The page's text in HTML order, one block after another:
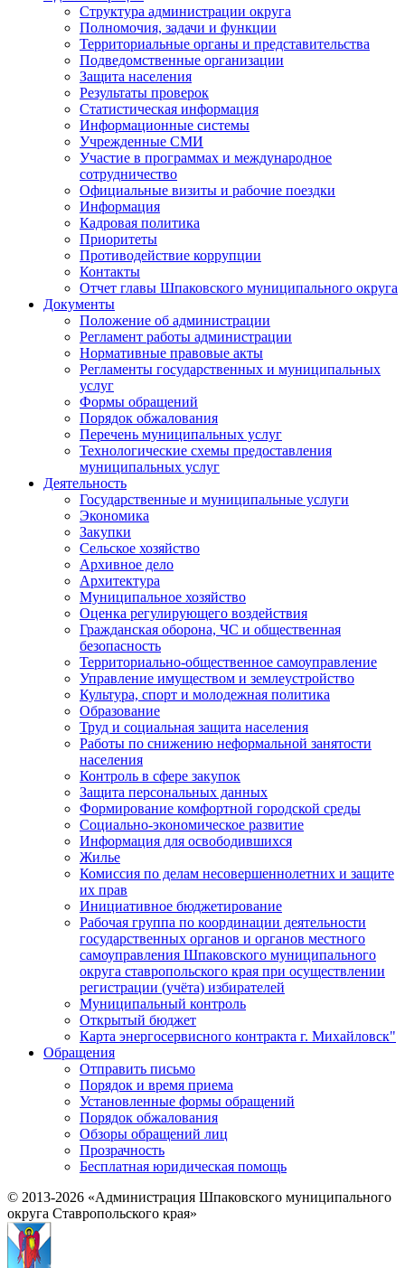
Структура администрации округа
Полномочия, задачи и функции
Территориальные органы и представительства
Подведомственные организации
Защита населения
Результаты проверок
Статистическая информация
Информационные системы
Учрежденные СМИ
Участие в программах и международное
сотрудничество
Официальные визиты и рабочие поездки
Информация
Кадровая политика
Приоритеты
Противодействие коррупции
Контакты
Отчет главы Шпаковского муниципального округа
Документы
Положение об администрации
Регламент работы администрации
Нормативные правовые акты
Регламенты государственных и муниципальных
услуг
Формы обращений
Порядок обжалования
Перечень муниципальных услуг
Технологические схемы предоставления
муниципальных услуг
Деятельность
Государственные и муниципальные услуги
Экономика
Закупки
Сельское хозяйство
Архивное дело
Архитектура
Муниципальное хозяйство
Оценка регулирующего воздействия
Гражданская оборона, ЧС и общественная
безопасность
Территориально-общественное самоуправление
Управление имуществом и землеустройство
Культура, спорт и молодежная политика
Образование
Труд и социальная защита населения
Работы по снижению неформальной занятости
населения
Контроль в сфере закупок
Защита персональных данных
Формирование комфортной городской среды
Социально-экономическое развитие
Информация для освободившихся
Жилье
Комиссия по делам несовершеннолетних и защите
их прав
Инициативное бюджетирование
Рабочая группа по координации деятельности
государственных органов и органов местного
самоуправления Шпаковского муниципального
округа ставропольского края при осуществлении
регистрации (учёта) избирателей
Муниципальный контроль
Открытый бюджет
Карта энергосервисного контракта г. Михайловск"
Обращения
Отправить письмо
Порядок и время приема
Установленные формы обращений
Порядок обжалования
Обзоры обращений лиц
Прозрачность
Бесплатная юридическая помощь
© 2013-2026 «Администрация Шпаковского муниципального
округа Ставропольского края»